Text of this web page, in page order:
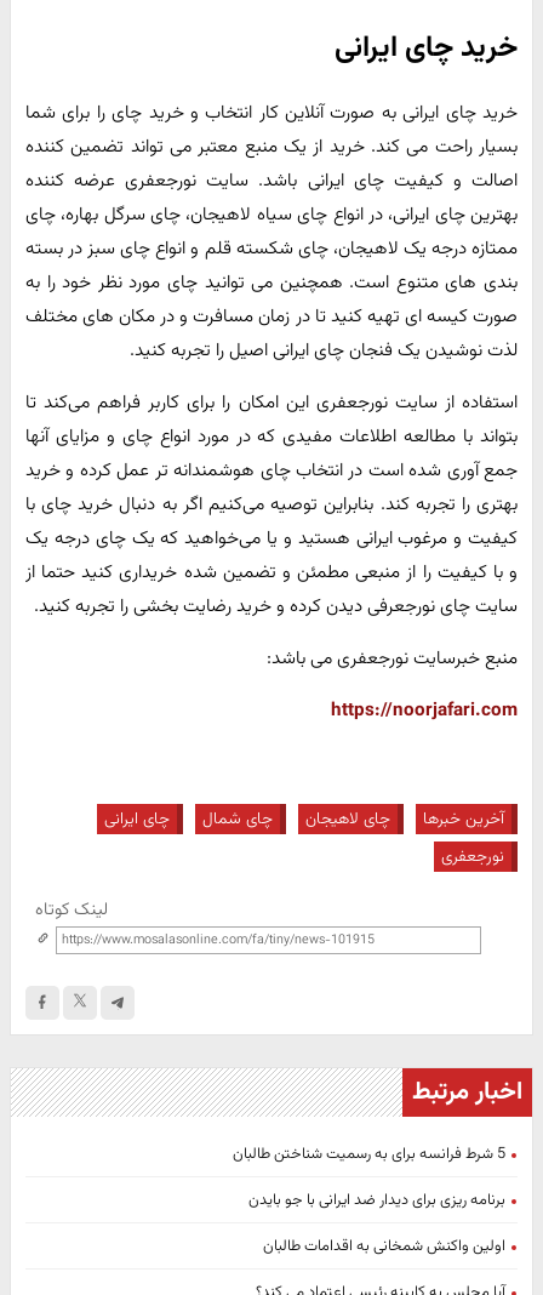
خرید چای ایرانی
خرید چای ایرانی به صورت آنلاین کار انتخاب و خرید چای را برای شما
بسیار راحت می کند. خرید از یک منبع معتبر می تواند تضمین کننده
اصالت و کیفیت چای ایرانی باشد. سایت نورجعفری عرضه کننده
بهترین چای ایرانی، در انواع چای سیاه لاهیجان، چای سرگل بهاره، چای
ممتازه درجه یک لاهیجان، چای شکسته قلم و انواع چای سبز در بسته
بندی های متنوع است. همچنین می توانید چای مورد نظر خود را به
صورت کیسه ای تهیه کنید تا در زمان مسافرت و در مکان های مختلف
لذت نوشیدن یک فنجان چای ایرانی اصیل را تجربه کنید.
استفاده از سایت نورجعفری این امکان را برای کاربر فراهم می‌کند تا
بتواند با مطالعه اطلاعات مفیدی که در مورد انواع چای و مزایای آنها
جمع آوری شده است در انتخاب چای هوشمندانه تر عمل کرده و خرید
بهتری را تجربه کند. بنابراین توصیه می‌کنیم اگر به دنبال خرید چای با
کیفیت و مرغوب ایرانی هستید و یا می‌خواهید که یک چای درجه یک
و با کیفیت را از منبعی مطمئن و تضمین شده خریداری کنید حتما از
سایت چای نورجعرفی دیدن کرده و خرید رضایت بخشی را تجربه کنید.
منبع خبرسایت نورجعفری می باشد:
https://noorjafari.com
آخرین خبرها چای لاهیجان چای شمال
چای ایرانی
نورجعفری
لینک کوتاه
اخبار مرتبط
5 شرط فرانسه برای به رسمیت شناختن طالبان
برنامه ریزی برای دیدار ضد ایرانی با جو بایدن
اولین واکنش شمخانی به اقدامات طالبان